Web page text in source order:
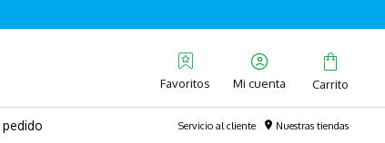
Favoritos
Servicio al cliente Nuestras tiendas